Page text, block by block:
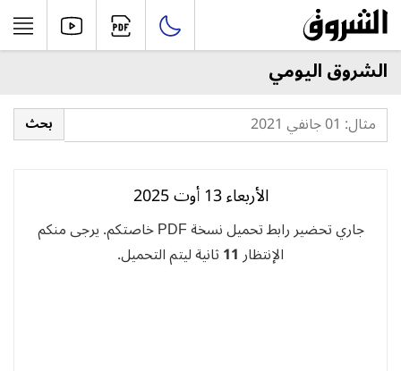
الشروق اليومي
الأربعاء 13 أوت 2025
جاري تحضير رابط تحميل نسخة PDF خاصتكم. يرجى منكم
الإنتظار11ثانية ليتم التحميل.